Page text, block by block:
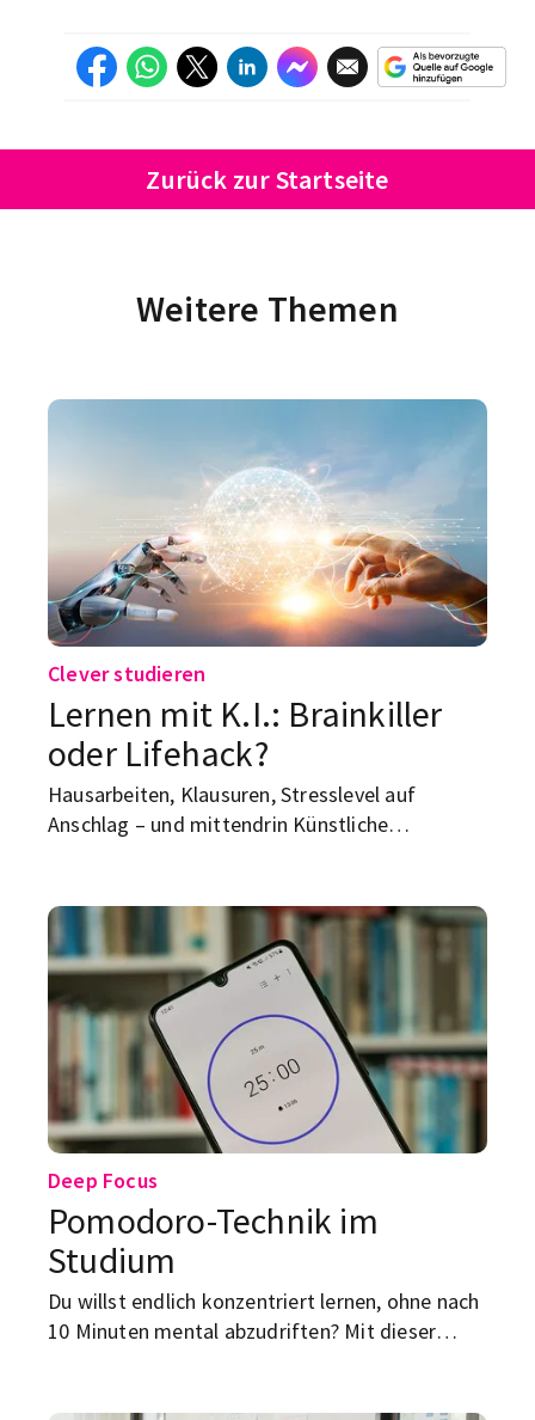
Zurück zur Startseite
Weitere Themen
Clever studieren
Lernen mit K.I.: Brainkiller
oder Lifehack?
Hausarbeiten, Klausuren, Stresslevel auf
Anschlag – und mittendrin Künstliche
Deep Focus
Pomodoro-Technik im
Studium
Du willst endlich konzentriert lernen, ohne nach
10 Minuten mental abzudriften? Mit dieser